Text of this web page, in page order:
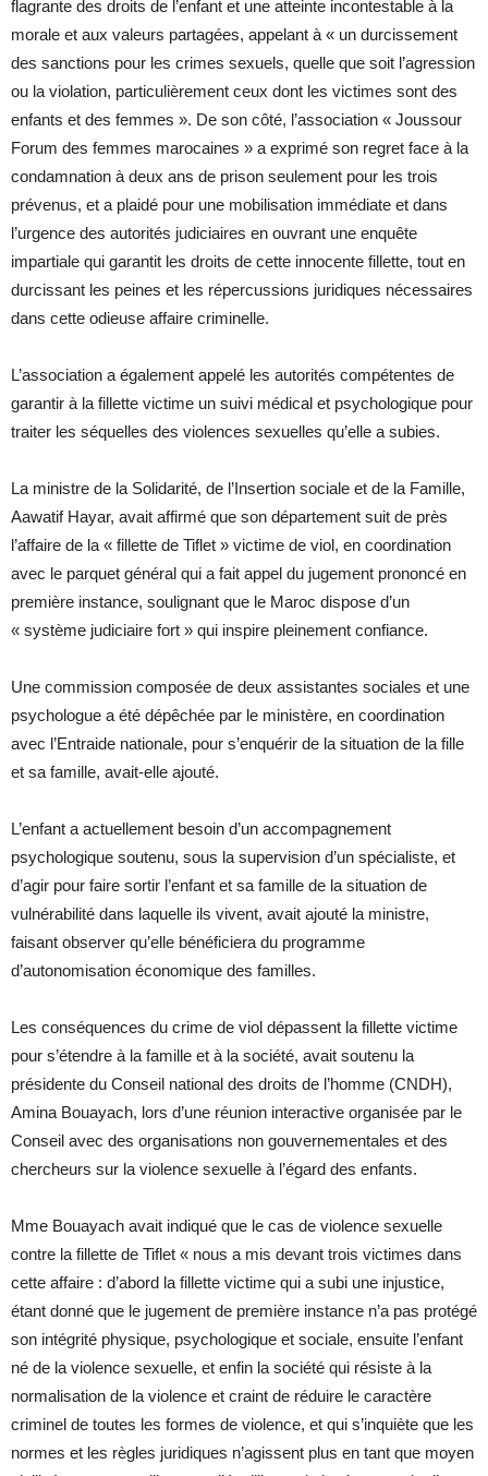
flagrante des droits de l’enfant et une atteinte incontestable à la
morale et aux valeurs partagées, appelant à « un durcissement
des sanctions pour les crimes sexuels, quelle que soit l’agression
ou la violation, particulièrement ceux dont les victimes sont des
enfants et des femmes ». De son côté, l’association « Joussour
Forum des femmes marocaines » a exprimé son regret face à la
condamnation à deux ans de prison seulement pour les trois
prévenus, et a plaidé pour une mobilisation immédiate et dans
l’urgence des autorités judiciaires en ouvrant une enquête
impartiale qui garantit les droits de cette innocente fillette, tout en
durcissant les peines et les répercussions juridiques nécessaires
dans cette odieuse affaire criminelle.
L’association a également appelé les autorités compétentes de
garantir à la fillette victime un suivi médical et psychologique pour
traiter les séquelles des violences sexuelles qu’elle a subies.
La ministre de la Solidarité, de l’Insertion sociale et de la Famille,
Aawatif Hayar, avait affirmé que son département suit de près
l’affaire de la « fillette de Tiflet » victime de viol, en coordination
avec le parquet général qui a fait appel du jugement prononcé en
première instance, soulignant que le Maroc dispose d’un
« système judiciaire fort » qui inspire pleinement confiance.
Une commission composée de deux assistantes sociales et une
psychologue a été dépêchée par le ministère, en coordination
avec l’Entraide nationale, pour s’enquérir de la situation de la fille
et sa famille, avait-elle ajouté.
L’enfant a actuellement besoin d’un accompagnement
psychologique soutenu, sous la supervision d’un spécialiste, et
d’agir pour faire sortir l’enfant et sa famille de la situation de
vulnérabilité dans laquelle ils vivent, avait ajouté la ministre,
faisant observer qu’elle bénéficiera du programme
d’autonomisation économique des familles.
Les conséquences du crime de viol dépassent la fillette victime
pour s’étendre à la famille et à la société, avait soutenu la
présidente du Conseil national des droits de l’homme (CNDH),
Amina Bouayach, lors d’une réunion interactive organisée par le
Conseil avec des organisations non gouvernementales et des
chercheurs sur la violence sexuelle à l’égard des enfants.
Mme Bouayach avait indiqué que le cas de violence sexuelle
contre la fillette de Tiflet « nous a mis devant trois victimes dans
cette affaire : d’abord la fillette victime qui a subi une injustice,
étant donné que le jugement de première instance n’a pas protégé
son intégrité physique, psychologique et sociale, ensuite l’enfant
né de la violence sexuelle, et enfin la société qui résiste à la
normalisation de la violence et craint de réduire le caractère
criminel de toutes les formes de violence, et qui s’inquiète que les
normes et les règles juridiques n’agissent plus en tant que moyen